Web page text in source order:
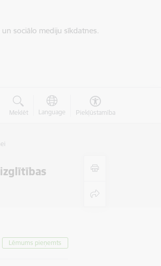
sociālo mediju sīkdatnes.
Meklēt Language Piekļūstamība
Lēmums pieņemts